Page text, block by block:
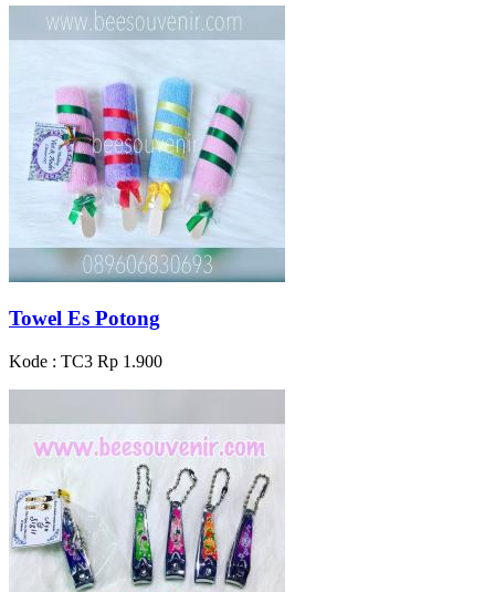
Towel Es Potong
Kode : TC3 Rp 1.900